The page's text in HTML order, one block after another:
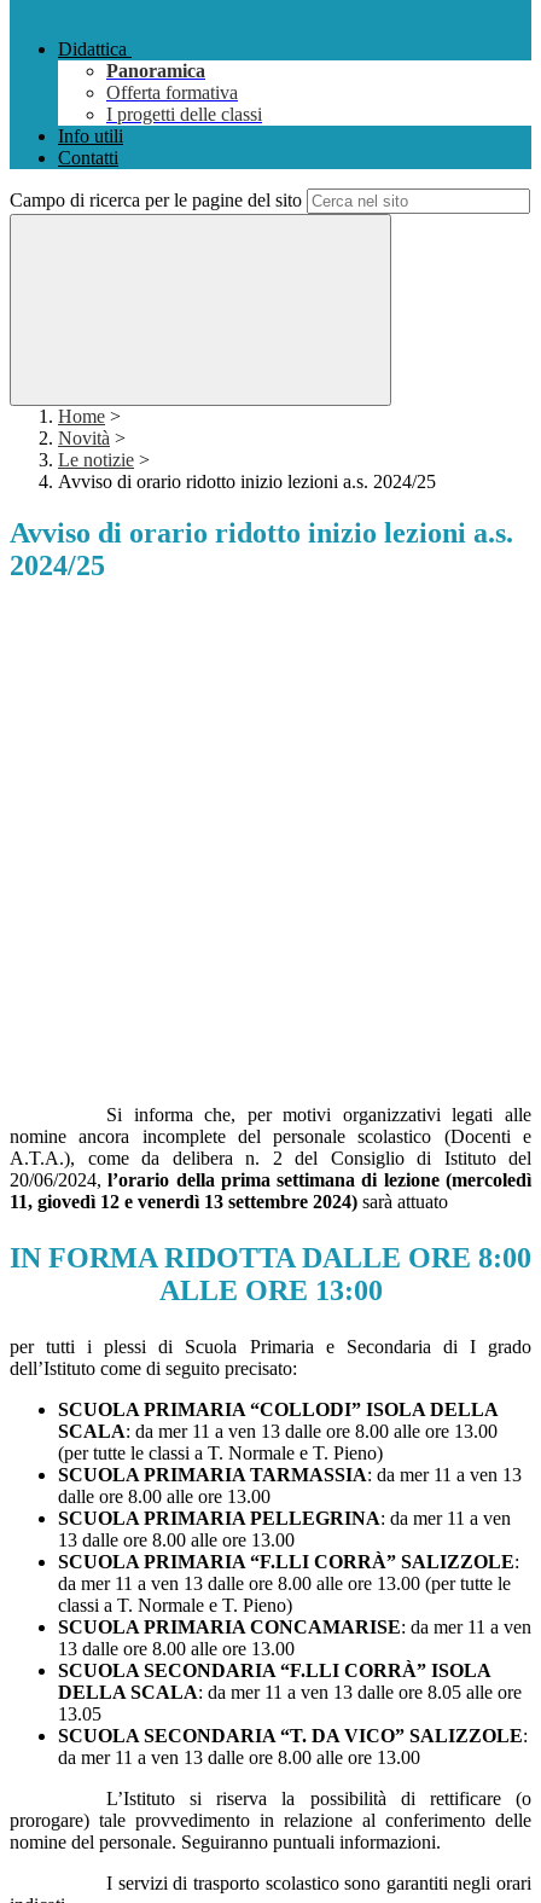
Didattica
Panoramica
Offerta formativa
I progetti delle classi
Info utili
Contatti
Campo di ricerca per le pagine del sito
Home >
Novità >
Le notizie >
Avviso di orario ridotto inizio lezioni a.s. 2024/25
Avviso di orario ridotto inizio lezioni a.s.
2024/25
Si informa che, per motivi organizzativi legati alle
nomine ancora incomplete del personale scolastico (Docenti e
A.T.A.), come da delibera n. 2 del Consiglio di Istituto del
20/06/2024,l’orario della prima settimana di lezione (mercoledì
11, giovedì 12 e venerdì 13 settembre 2024) sarà attuato
IN FORMA RIDOTTA DALLE ORE 8:00
ALLE ORE 13:00
per tutti i plessi di Scuola Primaria e Secondaria di I grado
dell’Istituto come di seguito precisato:
SCUOLA PRIMARIA “COLLODI” ISOLA DELLA
SCALA: da mer 11 a ven 13 dalle ore 8.00 alle ore 13.00
(per tutte le classi a T. Normale e T. Pieno)
SCUOLA PRIMARIA TARMASSIA: da mer 11 a ven 13
dalle ore 8.00 alle ore 13.00
SCUOLA PRIMARIA PELLEGRINA: da mer 11 a ven
13 dalle ore 8.00 alle ore 13.00
SCUOLA PRIMARIA “F.LLI CORRÀ” SALIZZOLE:
da mer 11 a ven 13 dalle ore 8.00 alle ore 13.00 (per tutte le
classi a T. Normale e T. Pieno)
SCUOLA PRIMARIA CONCAMARISE: da mer 11 a ven
13 dalle ore 8.00 alle ore 13.00
SCUOLA SECONDARIA “F.LLI CORRÀ” ISOLA
DELLA SCALA: da mer 11 a ven 13 dalle ore 8.05 alle ore
13.05
SCUOLA SECONDARIA “T. DA VICO” SALIZZOLE:
da mer 11 a ven 13 dalle ore 8.00 alle ore 13.00
L’Istituto si riserva la possibilità di rettificare (o
prorogare) tale provvedimento in relazione al conferimento delle
nomine del personale. Seguiranno puntuali informazioni.
I servizi di trasporto scolastico sono garantiti negli orari